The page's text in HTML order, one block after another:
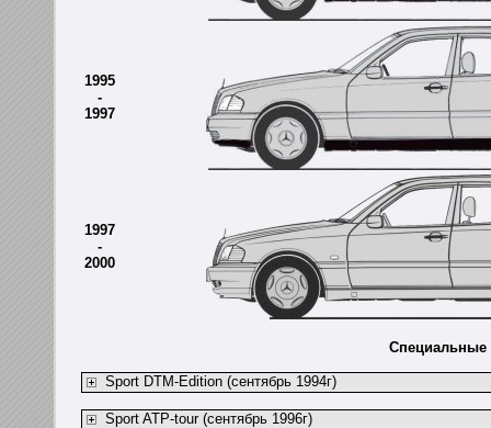
1995
-
1997
1997
-
2000
Специальные
Sport DTM-Edition (сентябрь 1994г)
Sport ATP-tour (сентябрь 1996г)